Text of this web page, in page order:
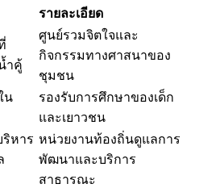
รายละเอียด
ำคู้
ศูนย์รวมจิตใจและ
กิจกรรมทางศาสนาของ
ชุมชน
น
รองรับการศึกษาของเด็ก
และเยาวชน
หาร หน่วยงานท้องถิ่นดูแลการ
พัฒนาและบริการ
สาธารณะ